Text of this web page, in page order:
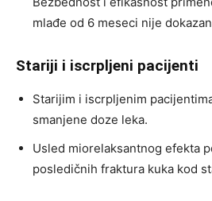
mlađe od 6 meseci nije
Stariji i iscrpljeni pacijenti
Starijim i iscrpljenim
smanjene doze leka.
Usled miorelaksantnog efekta
posledičnih fraktura kuka kod